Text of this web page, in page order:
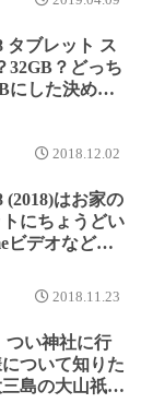
タブレット ス
32GB？どっち
にした決め手
2018.12.02
(2018)はお家の
にちょうどい
ビデオなど、
2018.11.23
つい神社に行
ついて知りた
島の大山祇神